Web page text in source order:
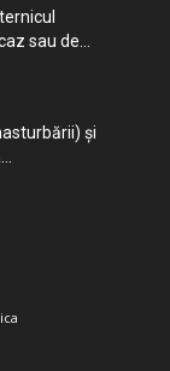
sau de...
şi